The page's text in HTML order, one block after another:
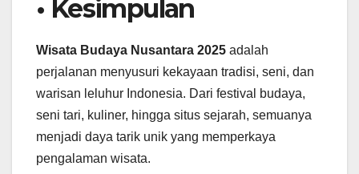
• Kesimpulan
Wisata Budaya Nusantara 2025 adalah
perjalanan menyusuri kekayaan tradisi, seni, dan
warisan leluhur Indonesia. Dari festival budaya,
seni tari, kuliner, hingga situs sejarah, semuanya
menjadi daya tarik unik yang memperkaya
pengalaman wisata.